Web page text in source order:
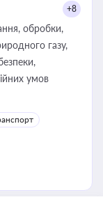
+8
обробки,
газу,
умов